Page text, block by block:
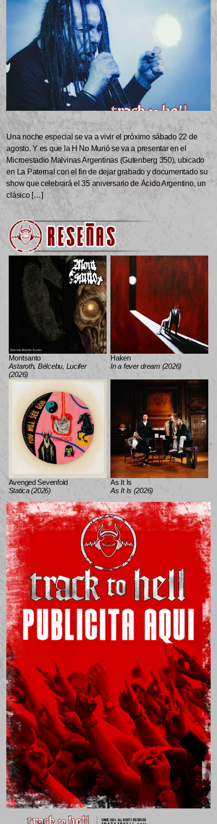
Una noche especial se va a vivir el próximo sábado 22 de
agosto. Y es que la H No Murió se va a presentar en el
Microestadio Malvinas Argentinas (Gutenberg 350), ubicado
en La Paternal con el fin de dejar grabado y documentado su
show que celebrará el 35 aniversario de Ácido Argentino, un
clásico […]
Montsanto
Astaroth, Bélcebu, Lucifer
(2026)
Haken
In a fever dream (2026)
Avenged Sevenfold
Statica (2026)
As It Is
As It Is (2026)